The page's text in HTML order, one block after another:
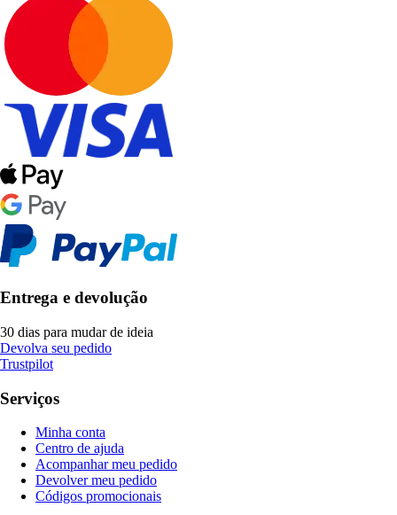
Entrega e devolução
30 dias para mudar de ideia
Devolva seu pedido
Trustpilot
Serviços
Minha conta
Centro de ajuda
Acompanhar meu pedido
Devolver meu pedido
Códigos promocionais